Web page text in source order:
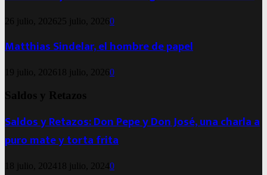
26 julio, 2026 25 julio, 20260
Matthias Sindelar, el hombre de papel
19 julio, 2026 18 julio, 20260
Saldos y Retazos
Saldos y Retazos: Don Pepe y Don José, una charla a
puro mate y torta frita
18 julio, 2024 18 julio, 20240